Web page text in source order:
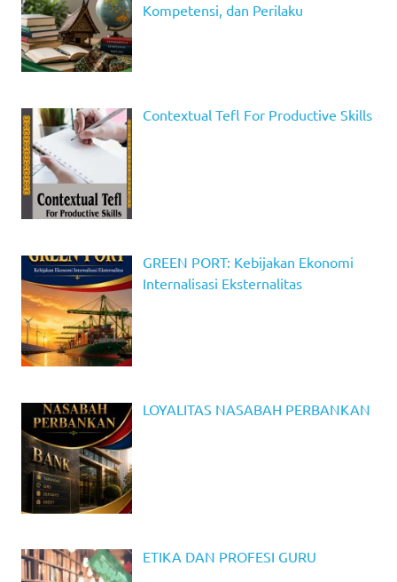
Kompetensi, dan Perilaku
Contextual Tefl For Productive Skills
GREEN PORT: Kebijakan Ekonomi
Internalisasi Eksternalitas
LOYALITAS NASABAH PERBANKAN
ETIKA DAN PROFESI GURU